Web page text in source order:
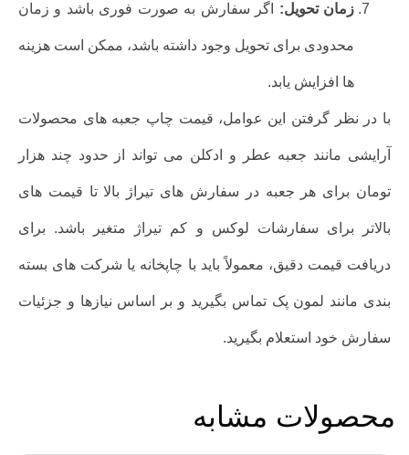
زمان تحویل: اگر سفارش به صورت فوری باشد و زمان
محدودی برای تحویل وجود داشته باشد، ممکن است هزینه
ها افزایش یابد.
با در نظر گرفتن این عوامل، قیمت چاپ جعبه های محصولات
آرایشی مانند جعبه عطر و ادکلن می تواند از حدود چند هزار
تومان برای هر جعبه در سفارش های تیراژ بالا تا قیمت های
بالاتر برای سفارشات لوکس و کم تیراژ متغیر باشد. برای
دریافت قیمت دقیق، معمولاً باید با چاپخانه یا شرکت های بسته
بندی مانند لمون پک تماس بگیرید و بر اساس نیازها و جزئیات
سفارش خود استعلام بگیرید.
محصولات مشابه